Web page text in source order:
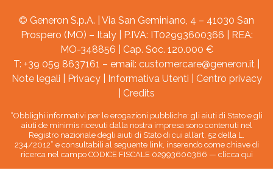
© Generon S.p.A. | Via San Geminiano, 4 – 41030 San
Prospero (MO) – Italy | P.IVA: IT02993600366 | REA:
MO-348856 | Cap. Soc. 120.000 €
T: +39 059 8637161 – email: customercare@generon.it
Note legali
Privacy| Informativa Utenti
Centro privacy
Credits
“Obblighi informativi per le erogazioni pubbliche: gli aiuti di Stato e gli
aiuti de minimis ricevuti dalla nostra impresa sono contenuti nel
Registro nazionale degli aiuti di Stato di cui all’art. 52 della L.
234/2012” e consultabili al seguente link, inserendo come chiave di
ricerca nel campo CODICE FISCALE 02993600366 — clicca qui